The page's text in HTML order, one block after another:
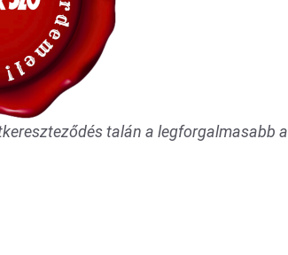
talán a legforgalmasabb a